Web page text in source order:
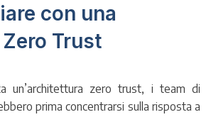
con una
Trust
un’architettura zero trust, i team di
prima concentrarsi sulla risposta a